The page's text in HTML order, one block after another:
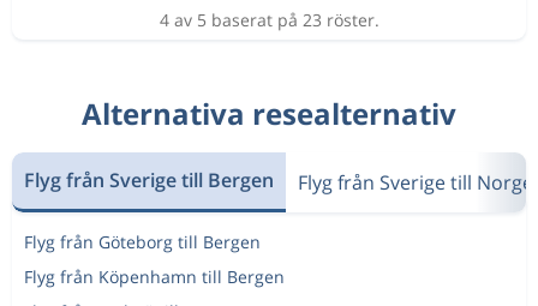
4 av 5 baserat på 23 röster.
Alternativa resealternativ
Flyg från Sverige till Bergen Flyg från Sverige till Norge
Flyg från Göteborg till Bergen
Flyg från Köpenhamn till Bergen